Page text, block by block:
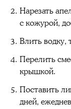
Нарезать
с кожурой,
Влить водку,
Перелить
крышкой.
Поставить
дней,